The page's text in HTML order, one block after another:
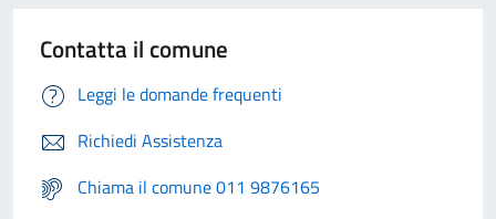
Contatta il comune
Leggi le domande frequenti
Richiedi Assistenza
Chiama il comune 011 9876165